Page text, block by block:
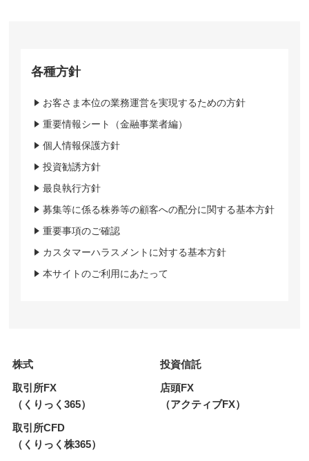
各種方針
お客さま本位の業務運営を実現するための方針
重要情報シート（金融事業者編）
個人情報保護方針
投資勧誘方針
最良執行方針
募集等に係る株券等の顧客への配分に関する基本方針
重要事項のご確認
カスタマーハラスメントに対する基本方針
本サイトのご利用にあたって
株式
投資信託
取引所FX
（くりっく365）
店頭FX
（アクティブFX）
取引所CFD
（くりっく株365）